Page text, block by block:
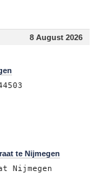
8 August 2026
te Nijmegen
Nijmegen